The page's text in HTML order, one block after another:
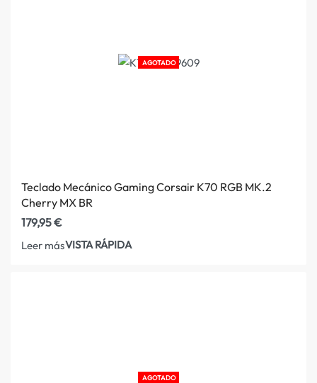
AGOTADO
Teclado Mecánico Gaming Corsair K70 RGB MK.2
Cherry MX BR
179,95€
Leer másVISTA RÁPIDA
AGOTADO